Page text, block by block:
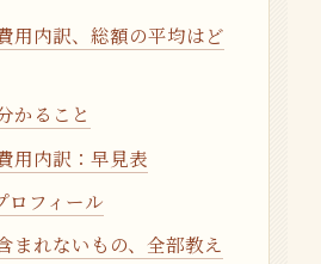
用内訳、総額の平均はど
かること
用内訳：早見表
ロフィール
まれないもの、全部教え